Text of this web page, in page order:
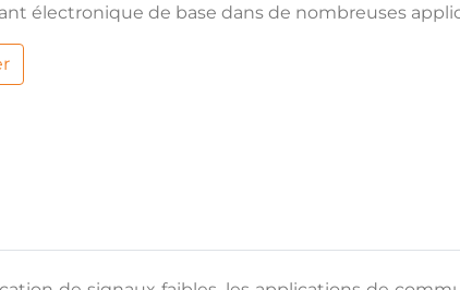
électronique de base dans de nombreuses